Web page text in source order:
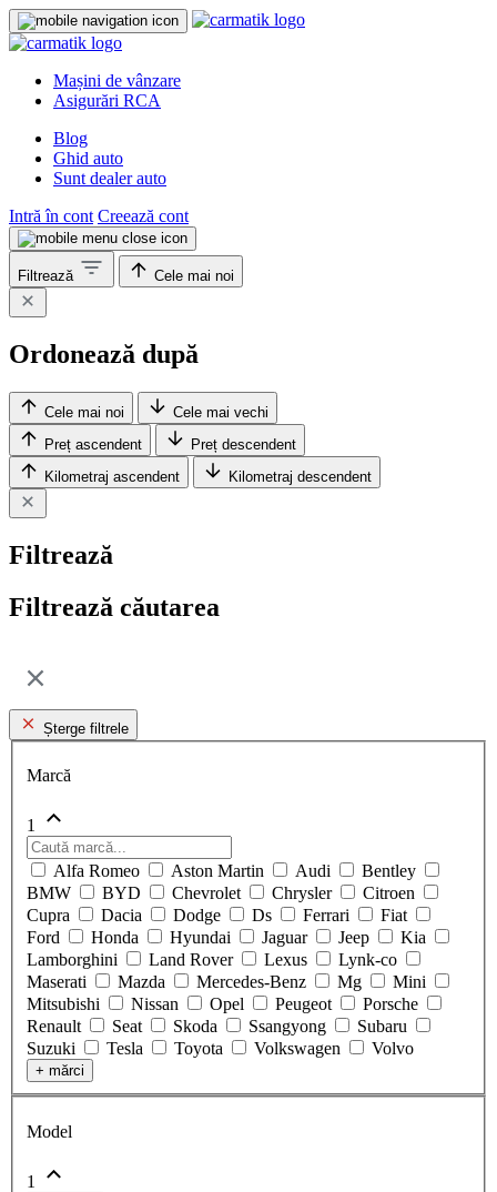
Mașini de vânzare
Asigurări RCA
Blog
Ghid auto
Sunt dealer auto
Intră în cont Creează cont
Filtrează Cele mai noi
Ordonează după
Cele mai noi
Cele mai vechi
Preț ascendent
Preț descendent
Kilometraj ascendent
Kilometraj descendent
Filtrează
Filtrează căutarea
Șterge filtrele
Marcă
1
Alfa Romeo Aston Martin Audi
Bentley
BMW
BYD Chevrolet Chrysler
Citroen
Cupra
Dacia Dodge Ds Ferrari
Fiat
Ford
Honda Hyundai Jaguar Jeep
Kia
Lamborghini
Land Rover Lexus
Lynk-co
Maserati
Mazda Mercedes-Benz Mg
Mini
Mitsubishi
Nissan Opel Peugeot
Porsche
Renault
Seat Skoda Ssangyong
Subaru
Suzuki
Tesla Toyota Volkswagen Volvo
+ mărci
Model
1